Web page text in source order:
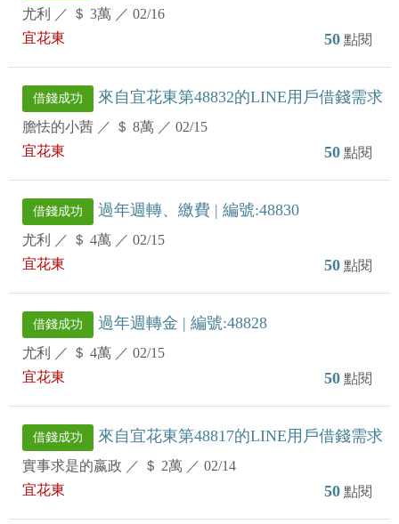
尤利 ／ ＄ 3萬 ／ 02/16
宜花東
50 點閱
借錢成功 來自宜花東第48832的LINE用戶借錢需求
膽怯的小茜 ／ ＄ 8萬 ／ 02/15
宜花東
50 點閱
借錢成功 過年週轉、繳費 | 編號:48830
尤利 ／ ＄ 4萬 ／ 02/15
宜花東
50 點閱
借錢成功 過年週轉金 | 編號:48828
尤利 ／ ＄ 4萬 ／ 02/15
宜花東
50 點閱
借錢成功 來自宜花東第48817的LINE用戶借錢需求
實事求是的嬴政 ／ ＄ 2萬 ／ 02/14
宜花東
50 點閱